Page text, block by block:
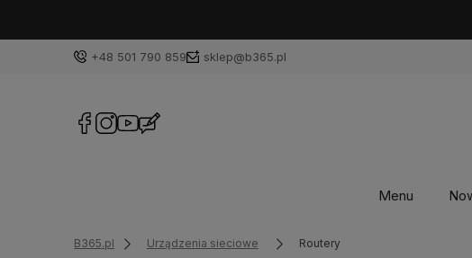
+48 501 790 859 sklep@b365.pl
Menu
B365.pl Urządzenia sieciowe Routery